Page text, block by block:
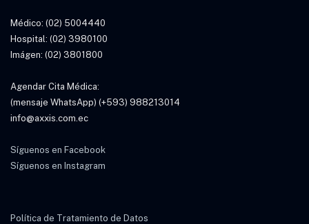
Médico: (02) 5004440
Hospital: (02) 3980100
Imágen: (02) 3801800
Agendar Cita Médica:
(mensaje WhatsApp) (+593) 988213014
info@axxis.com.ec
Síguenos en Facebook
Síguenos en Instagram
Política de Tratamiento de Datos